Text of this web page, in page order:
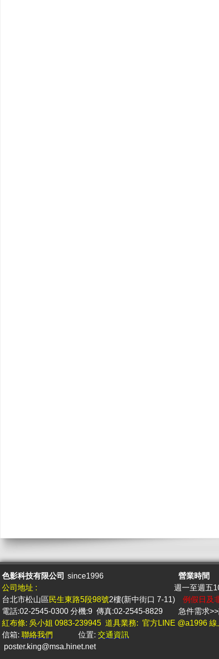
色影科技有限公司 since1996
營業時間
公司地址 :
週一至週
台北市松山區民生東路5段98號2樓(新中街口 7-11)
例假日及
電話:02-2545-0300 分機:9 傳真:02-2545-8829 急件需求
紅布條: 吳小姐 0983-239945 道具業務: 官方LINE @a1996 線
信箱: 聯絡我們 位置: 交通資訊